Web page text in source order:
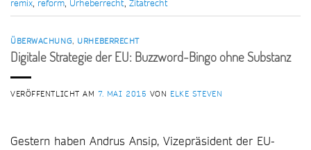
remix, reform, Urheberrecht, Zitatrecht
ÜBERWACHUNG, URHEBERRECHT
Digitale Strategie der EU: Buzzword-Bingo ohne Substanz
VERÖFFENTLICHT AM 7. MAI 2015 VON ELKE STEVEN
Gestern haben Andrus Ansip, Vizepräsident der EU-